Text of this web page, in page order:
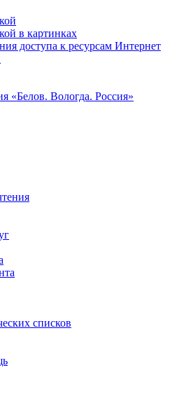
в картинках
доступа к ресурсам Интернет
«Белов. Вологда. Россия»
списков